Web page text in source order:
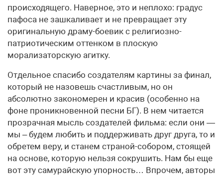
происходящего. Наверное, это и неплохо: градус
пафоса не зашкаливает и не превращает эту
оригинальную драму-боевик с религиозно-
патриотическим оттенком в плоскую
морализаторскую агитку.
Отдельное спасибо создателям картины за финал,
который не назовешь счастливым, но он
абсолютно закономерен и красив (особенно на
фоне проникновенной песни БГ). В нем читается
прозрачная мысль создателей фильма: если они —
мы – будем любить и поддерживать друг друга, то и
обретем веру, и станем страной-собором, стоящей
на основе, которую нельзя сокрушить. Нам бы еще
вот эту самурайскую упорность… Впрочем, авторы